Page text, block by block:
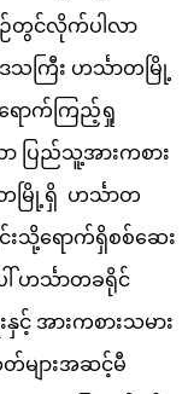
ဉ်တွင်လိုက်ပါလာ
သကြီး ဟင်္သာတမြို့
ောက်ကြည့်ရှု
ပြည်သူ့အားကစား
မြို့ရှိ ဟင်္သာတ
းသို့ရောက်ရှိစစ်ဆေး
ါ် ဟင်္သာတခရိုင်
င့် အားကစားသမား
တ်များအဆင့်မီ